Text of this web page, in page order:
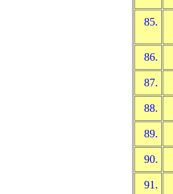
85.
86.
87.
88.
89.
90.
91.